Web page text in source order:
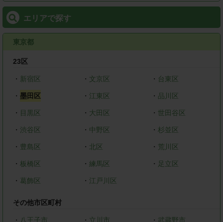
エリアで探す
東京都
23区
・ 新宿区 ・ 文京区 ・ 台東区
・ 墨田区 ・ 江東区 ・ 品川区
・ 目黒区 ・ 大田区 ・世田谷区
・ 渋谷区 ・ 中野区 ・杉並区
・ 豊島区 ・ 北区 ・ 荒川区
・ 板橋区 ・ 練馬区 ・ 足立区
・ 葛飾区 ・ 江戸川区
その他市区町村
・ 八王子市 ・ 立川市 ・ 武蔵野市